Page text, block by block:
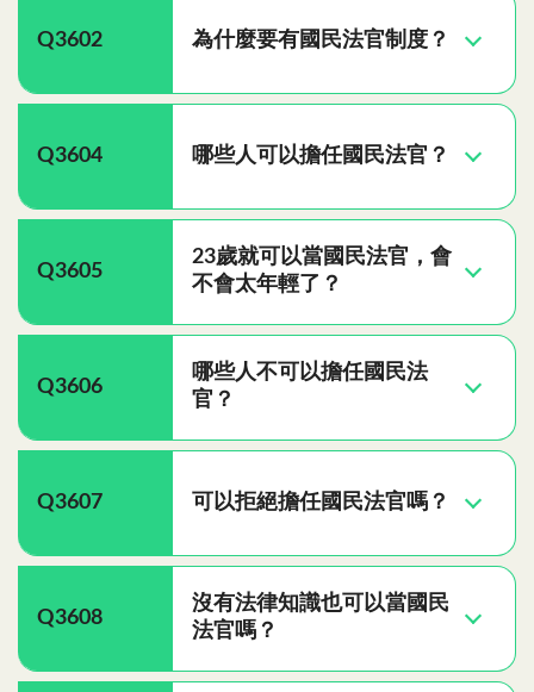
Q3602 為什麼要有國民法官制度？
Q3604 哪些人可以擔任國民法官？
Q3605
23歲就可以當國民法官，會
不會太年輕了？
Q3606
哪些人不可以擔任國民法
官？
Q3607 可以拒絕擔任國民法官嗎？
Q3608
沒有法律知識也可以當國民
法官嗎？